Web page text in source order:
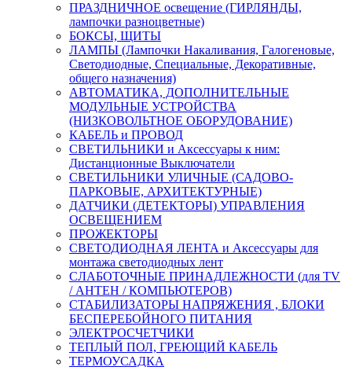
ПРАЗДНИЧНОЕ освещение (ГИРЛЯНДЫ,
лампочки разноцветные)
БОКСЫ, ЩИТЫ
ЛАМПЫ (Лампочки Накаливания, Галогеновые,
Светодиодные, Специальные, Декоративные,
общего назначения)
АВТОМАТИКА, ДОПОЛНИТЕЛЬНЫЕ
МОДУЛЬНЫЕ УСТРОЙСТВА
(НИЗКОВОЛЬТНОЕ ОБОРУДОВАНИЕ)
КАБЕЛЬ и ПРОВОД
СВЕТИЛЬНИКИ и Аксессуары к ним:
Дистанционные Выключатели
СВЕТИЛЬНИКИ УЛИЧНЫЕ (САДОВО-
ПАРКОВЫЕ, АРХИТЕКТУРНЫЕ)
ДАТЧИКИ (ДЕТЕКТОРЫ) УПРАВЛЕНИЯ
ОСВЕЩЕНИЕМ
ПРОЖЕКТОРЫ
СВЕТОДИОДНАЯ ЛЕНТА и Аксессуары для
монтажа светодиодных лент
СЛАБОТОЧНЫЕ ПРИНАДЛЕЖНОСТИ (для TV
/ АНТЕН / КОМПЬЮТЕРОВ)
СТАБИЛИЗАТОРЫ НАПРЯЖЕНИЯ , БЛОКИ
БЕСПЕРЕБОЙНОГО ПИТАНИЯ
ЭЛЕКТРОСЧЕТЧИКИ
ТЕПЛЫЙ ПОЛ, ГРЕЮЩИЙ КАБЕЛЬ
ТЕРМОУСАДКА